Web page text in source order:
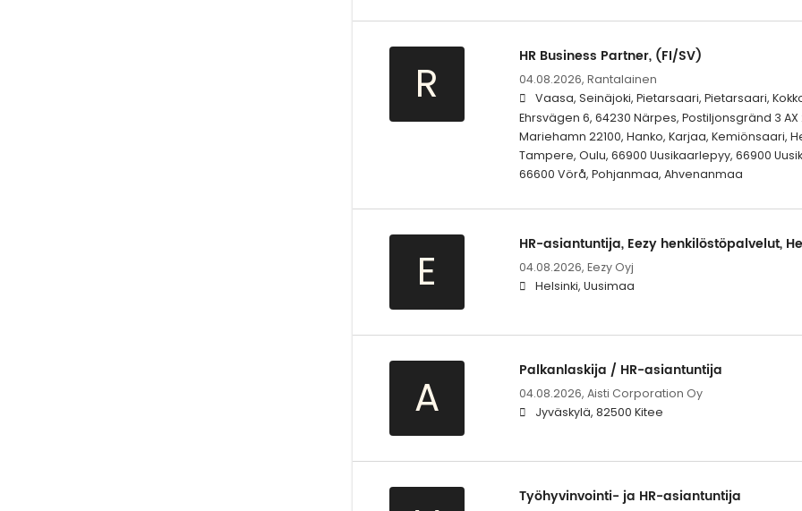
R
HR Business Partner, (FI/SV)
04.08.2026, Rantalainen
Vaasa, Seinäjoki, Pietarsaari, Pietarsaari,
Ehrsvägen 6, 64230 Närpes, Postiljonsgränd 3
Mariehamn 22100, Hanko, Karjaa, Kemiönsaari,
Tampere, Oulu, 66900 Uusikaarlepyy, 66900
66600 Vörå, Pohjanmaa, Ahvenanmaa
E
HR-asiantuntija, Eezy henkilöstöpalvelut,
04.08.2026, Eezy Oyj
Helsinki, Uusimaa
A
Palkanlaskija / HR-asiantuntija
04.08.2026, Aisti Corporation Oy
Jyväskylä, 82500 Kitee
Työhyvinvointi- ja HR-asiantuntija